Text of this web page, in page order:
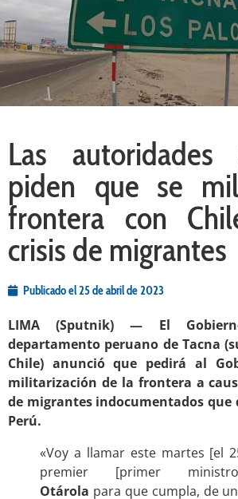
Las
piden que se
frontera con
crisis de migrantes
Publicado el25 de abril de 2023
LIMA (Sputnik) — El
departamento peruano de Tacna
Chile) anunció que pedirá al
militarización de la frontera a
de migrantes indocumentados que
Perú.
«Voy a llamar este martes [el
premier [primer
Otárola para que cumpla, de